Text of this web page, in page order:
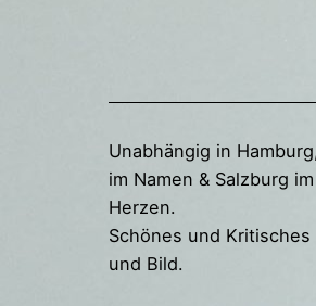
Unabhängig in
im Namen & Salzburg im
Herzen.
Schönes und
und Bild.